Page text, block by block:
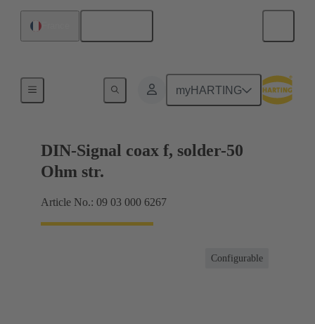
myHARTING
Raccordement carte mère à carte fille
DIN-Signal coax f, solder-50
Ohm str.
Article No.: 09 03 000 6267
Configurable